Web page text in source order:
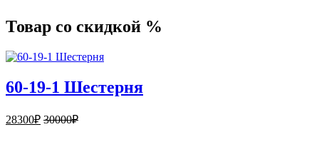
Товар со скидкой %
60-19-1 Шестерня
28300₽ 30000₽